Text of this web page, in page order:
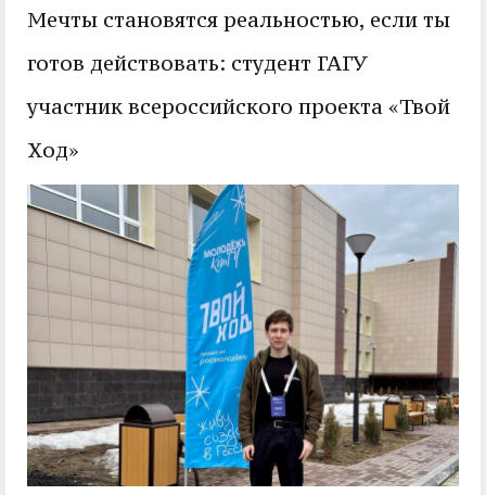
Образовательный
модуль «Обучение
Информация о
предоставлении
отпуска обучающимся
Мечты становятся реальностью, если ты
готов действовать: студент ГАГУ
участник всероссийского проекта «Твой
Ход»